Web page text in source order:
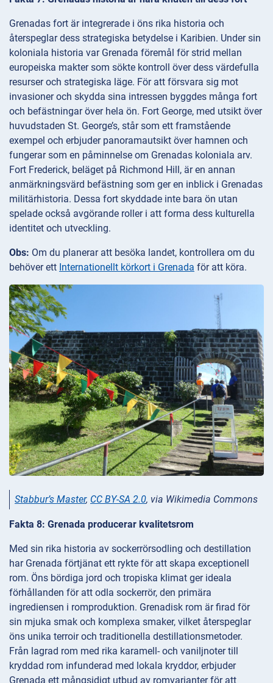
Grenadas fort är integrerade i öns rika historia och
återspeglar dess strategiska betydelse i Karibien. Under sin
koloniala historia var Grenada föremål för strid mellan
europeiska makter som sökte kontroll över dess värdefulla
resurser och strategiska läge. För att försvara sig mot
invasioner och skydda sina intressen byggdes många fort
och befästningar över hela ön. Fort George, med utsikt över
huvudstaden St. George’s, står som ett framstående
exempel och erbjuder panoramautsikt över hamnen och
fungerar som en påminnelse om Grenadas koloniala arv.
Fort Frederick, beläget på Richmond Hill, är en annan
anmärkningsvärd befästning som ger en inblick i Grenadas
militärhistoria. Dessa fort skyddade inte bara ön utan
spelade också avgörande roller i att forma dess kulturella
identitet och utveckling.
Obs: Om du planerar att besöka landet, kontrollera om du
behöver ett Internationellt körkort i Grenada för att köra.
Stabbur’s Master, CC BY-SA 2.0, via Wikimedia Commons
Fakta 8: Grenada producerar kvalitetsrom
Med sin rika historia av sockerrörsodling och destillation
har Grenada förtjänat ett rykte för att skapa exceptionell
rom. Öns bördiga jord och tropiska klimat ger ideala
förhållanden för att odla sockerrör, den primära
ingrediensen i romproduktion. Grenadisk rom är firad för
sin mjuka smak och komplexa smaker, vilket återspeglar
öns unika terroir och traditionella destillationsmetoder.
Från lagrad rom med rika karamell- och vaniljnoter till
kryddad rom infunderad med lokala kryddor, erbjuder
Grenada ett mångsidigt utbud av romvarianter för att